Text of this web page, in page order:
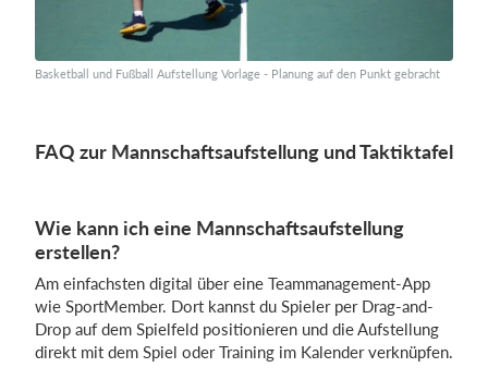
Basketball und Fußball Aufstellung Vorlage - Planung auf den Punkt gebracht
FAQ zur Mannschaftsaufstellung und Taktiktafel
Wie kann ich eine Mannschaftsaufstellung
erstellen?
Am einfachsten digital über eine Teammanagement-App
wie SportMember. Dort kannst du Spieler per Drag-and-
Drop auf dem Spielfeld positionieren und die Aufstellung
direkt mit dem Spiel oder Training im Kalender verknüpfen.